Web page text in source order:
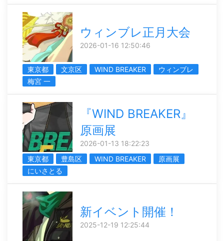
ウィンブレ正月大会
2026-01-16 12:50:46
東京都 文京区 WIND BREAKER
ウィンブレ
梅宮 一
『WIND BREAKER』
原画展
2026-01-13 18:22:23
東京都
豊島区 WIND BREAKER
原画展
にいさとる
新イベント開催！
2025-12-19 12:25:44